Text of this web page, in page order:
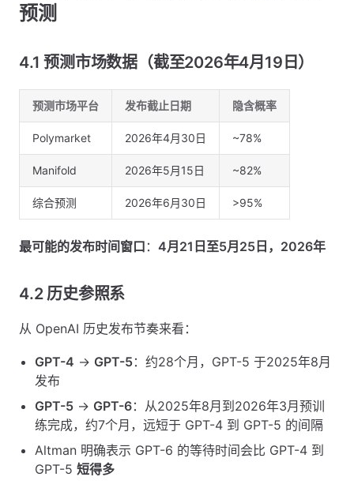
预测
4.1 预测市场数据（截至2026年4月19日）
预测市场平台 发布截止日期 隐含概率
Polymarket 2026年4月30日 ~78%
Manifold 2026年5月15日 ~82%
综合预测 2026年6月30日 >95%
最可能的发布时间窗口 ： 4月21日至5月25日，2026年
4.2 历史参照系
从 OpenAI 历史发布节奏来看：
GPT-4 → GPT-5：约28个月，GPT-5 于2025年8月
发布
GPT-5 → GPT-6：从2025年8月到2026年3月预训
练完成，约7个月，远短于 GPT-4 到 GPT-5 的间隔
Altman 明确表示 GPT-6 的等待时间会比 GPT-4 到
GPT-5 短得多